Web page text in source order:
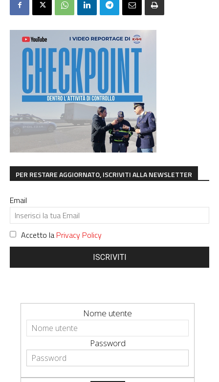
PER RESTARE AGGIORNATO, ISCRIVITI ALLA NEWSLETTER
Email
Accetto la Privacy Policy
ISCRIVITI
Nome utente
Password